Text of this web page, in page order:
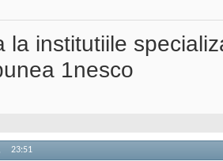
la institutiile
1nesco
23:51